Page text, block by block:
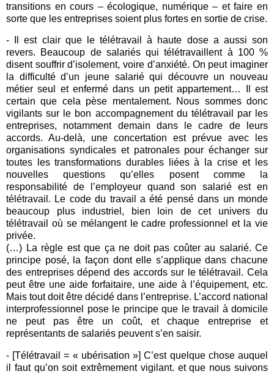
transitions en cours – écologique, numérique – et faire en
sorte que les entreprises soient plus fortes en sortie de crise.
- Il est clair que le télétravail à haute dose a aussi son
revers. Beaucoup de salariés qui télétravaillent à 100 %
disent souffrir d’isolement, voire d’anxiété. On peut imaginer
la difficulté d’un jeune salarié qui découvre un nouveau
métier seul et enfermé dans un petit appartement… Il est
certain que cela pèse mentalement. Nous sommes donc
vigilants sur le bon accompagnement du télétravail par les
entreprises, notamment demain dans le cadre de leurs
accords. Au-delà, une concertation est prévue avec les
organisations syndicales et patronales pour échanger sur
toutes les transformations durables liées à la crise et les
nouvelles questions qu’elles posent comme la
responsabilité de l’employeur quand son salarié est en
télétravail. Le code du travail a été pensé dans un monde
beaucoup plus industriel, bien loin de cet univers du
télétravail où se mélangent le cadre professionnel et la vie
privée.
(…) La règle est que ça ne doit pas coûter au salarié. Ce
principe posé, la façon dont elle s’applique dans chacune
des entreprises dépend des accords sur le télétravail. Cela
peut être une aide forfaitaire, une aide à l’équipement, etc.
Mais tout doit être décidé dans l’entreprise. L’accord national
interprofessionnel pose le principe que le travail à domicile
ne peut pas être un coût, et chaque entreprise et
représentants de salariés peuvent s’en saisir.
- [Télétravail = « ubérisation »] C’est quelque chose auquel
il faut qu’on soit extrêmement vigilant. et que nous suivons